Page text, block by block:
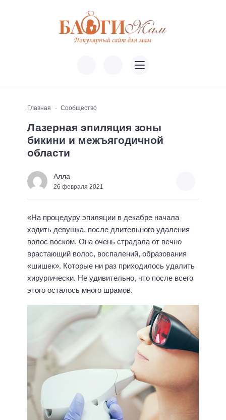
Главная Сообщество
Лазерная эпиляция зоны
бикини и межъягодичной
области
Алла
26 февраля 2021
«На процедуру эпиляции в декабре начала
ходить девушка, после длительного удаления
волос воском. Она очень страдала от вечно
врастающий волос, воспалений, образования
«шишек». Которые ни раз приходилось удалить
хирургически. Не удивительно, что после всего
этого осталось много шрамов.